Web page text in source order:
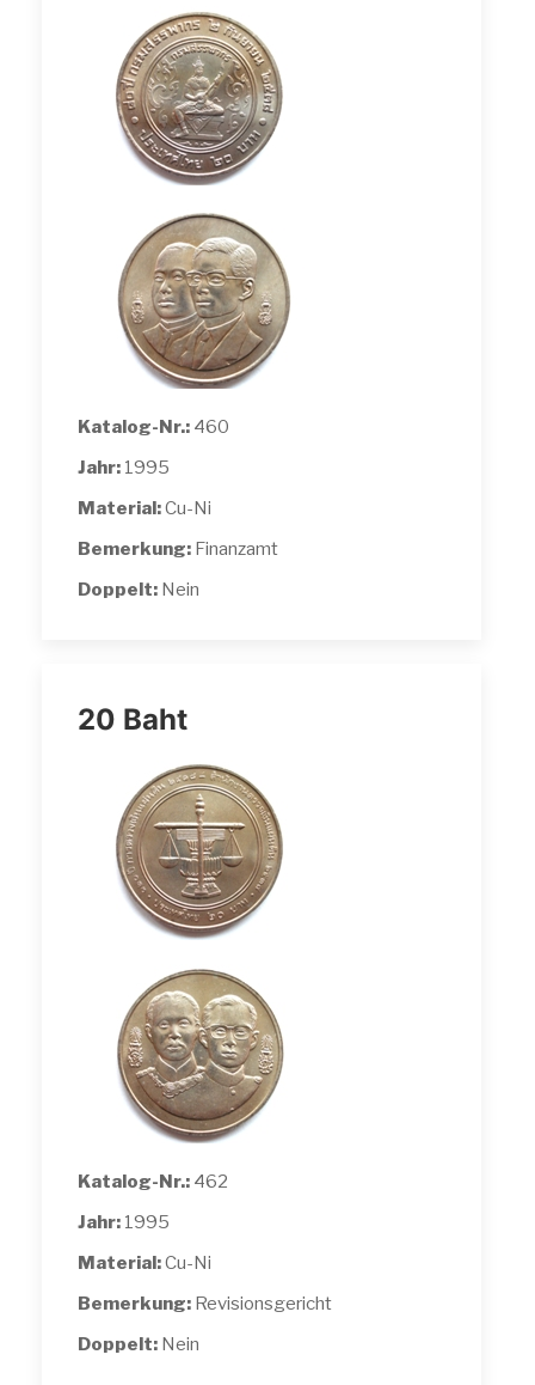
Katalog-Nr.: 460
Jahr: 1995
Material:Cu-Ni
Bemerkung: Finanzamt
Doppelt: Nein
20 Baht
Katalog-Nr.: 462
Jahr: 1995
Material:Cu-Ni
Bemerkung: Revisionsgericht
Doppelt: Nein